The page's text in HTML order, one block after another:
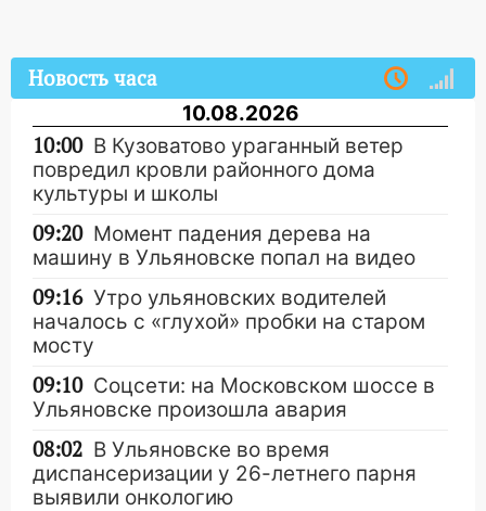
Новость часа
10.08.2026
10:00 В Кузоватово ураганный ветер
повредил кровли районного дома
культуры и школы
09:20 Момент падения дерева на
машину в Ульяновске попал на видео
09:16 Утро ульяновских водителей
началось с «глухой» пробки на старом
мосту
09:10 Соцсети: на Московском шоссе в
Ульяновске произошла авария
08:02 В Ульяновске во время
диспансеризации у 26-летнего парня
выявили онкологию